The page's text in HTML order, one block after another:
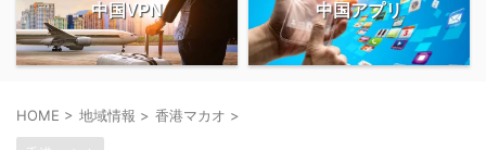
中国VPN 中国アプリ
HOME > 地域情報 > 香港マカオ >